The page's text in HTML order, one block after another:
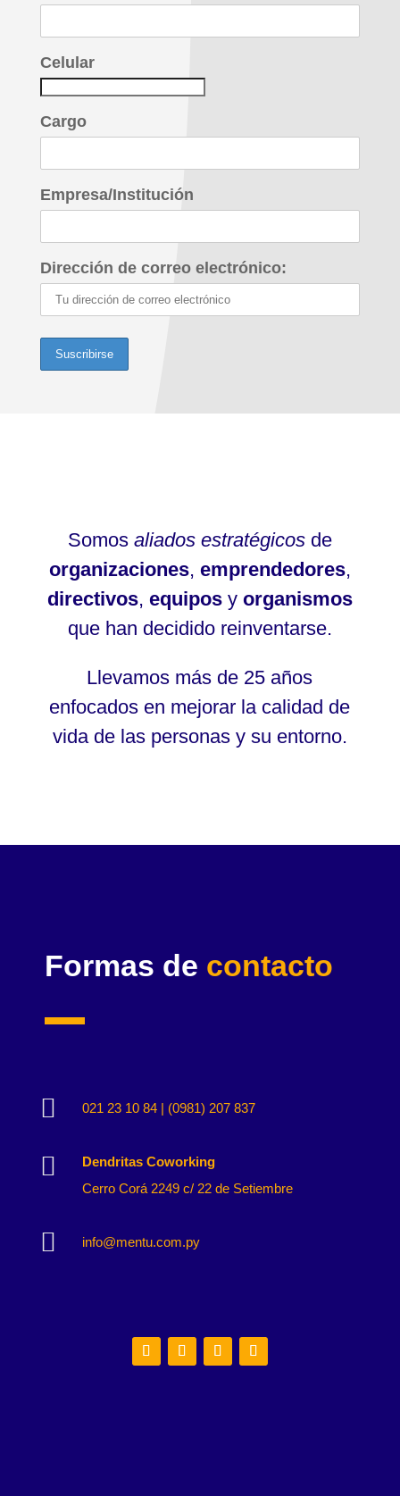
Celular
Cargo
Empresa/Institución
Dirección de correo electrónico:
Somos aliados estratégicosde
organizaciones, emprendedores,
directivos, equiposy organismos
que han decidido reinventarse.
Llevamos más de 25 años
enfocados en mejorar la calidad de
vida de las personas y su entorno.
Formas de contacto
 021 23 10 84 | (0981) 207 837

Dendritas Coworking
Cerro Corá 2249 c/ 22 de Setiembre
 info@mentu.com.py